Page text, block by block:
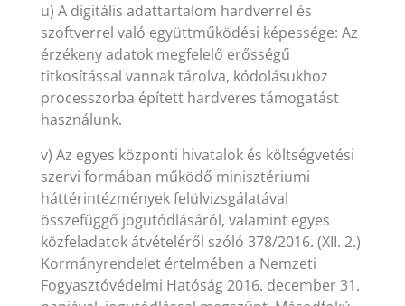
u) A digitális adattartalom hardverrel és
szoftverrel való együttműködési képessége: Az
érzékeny adatok megfelelő erősségű
titkosítással vannak tárolva, kódolásukhoz
processzorba épített hardveres támogatást
használunk.
v) Az egyes központi hivatalok és költségvetési
szervi formában működő minisztériumi
háttérintézmények felülvizsgálatával
összefüggő jogutódlásáról, valamint egyes
közfeladatok átvételéről szóló 378/2016. (XII. 2.)
Kormányrendelet értelmében a Nemzeti
Fogyasztóvédelmi Hatóság 2016. december 31.